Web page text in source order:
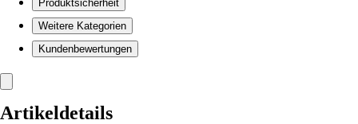
Produktsicherheit
Weitere Kategorien
Kundenbewertungen
Artikeldetails